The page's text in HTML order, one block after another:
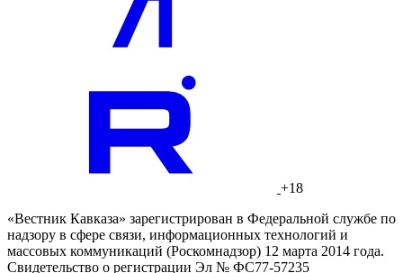
+18
«Вестник Кавказа» зарегистрирован в Федеральной службе по
надзору в сфере связи, информационных технологий и
массовых коммуникаций (Роскомнадзор) 12 марта 2014 года.
Свидетельство о регистрации Эл № ФС77-57235